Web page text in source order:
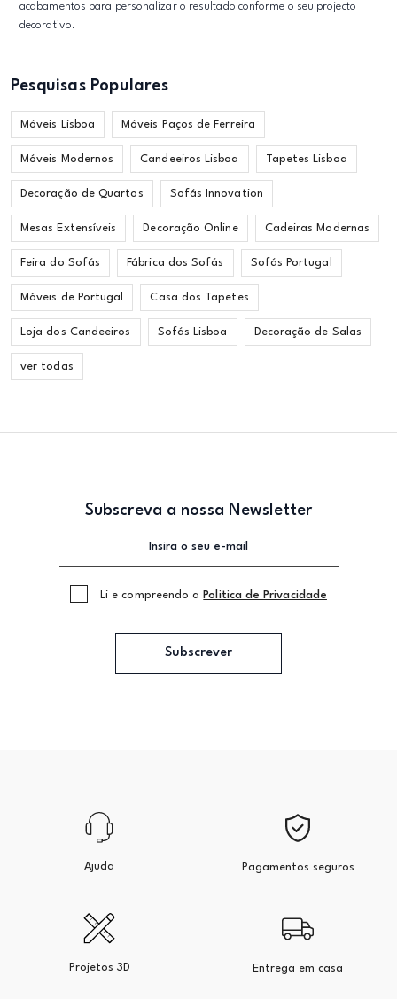
acabamentos para personalizar o resultado conforme o seu projecto
decorativo.
Pesquisas Populares
Móveis Lisboa Móveis Paços de Ferreira
Móveis Modernos Candeeiros Lisboa Tapetes Lisboa
Decoração de Quartos Sofás Innovation
Mesas Extensíveis Decoração Online Cadeiras Modernas
Feira do Sofás Fábrica dos Sofás Sofás Portugal
Móveis de Portugal Casa dos Tapetes
Loja dos Candeeiros Sofás Lisboa Decoração de Salas
ver todas
Subscreva a nossa Newsletter
Li e compreendo a Politica de Privacidade
Subscrever
Ajuda Pagamentos seguros
Projetos 3D Entrega em casa